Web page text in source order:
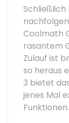
Coolmath
rasantem
Zulauf ist
so heraus
3 bietet
jenes Mal
Funktionen.